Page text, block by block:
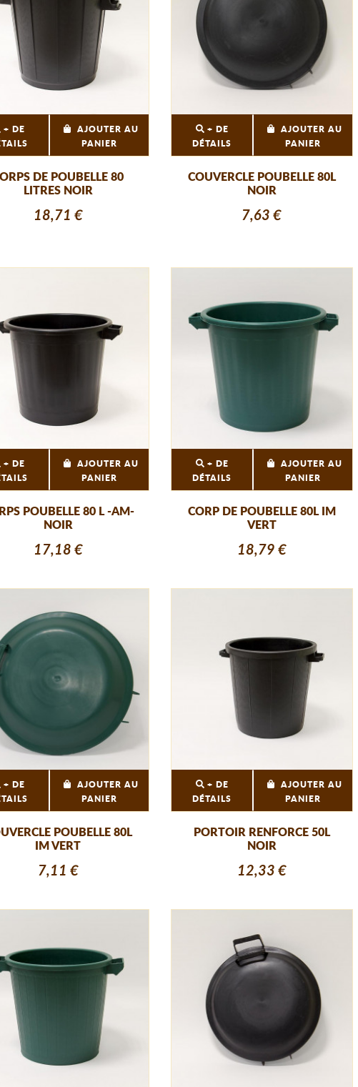
+ DE
AJOUTER AU
PANIER
DE POUBELLE 80
LITRES NOIR
18,71 €
+ DE
DÉTAILS
AJOUTER AU
PANIER
COUVERCLE POUBELLE 80L
NOIR
7,63 €
+ DE
AJOUTER AU
PANIER
POUBELLE 80 L -AM-
NOIR
17,18 €
+ DE
DÉTAILS
AJOUTER AU
PANIER
CORP DE POUBELLE 80L IM
VERT
18,79 €
+ DE
AJOUTER AU
PANIER
POUBELLE 80L
IM VERT
7,11 €
+ DE
DÉTAILS
AJOUTER AU
PANIER
PORTOIR RENFORCE 50L
NOIR
12,33 €